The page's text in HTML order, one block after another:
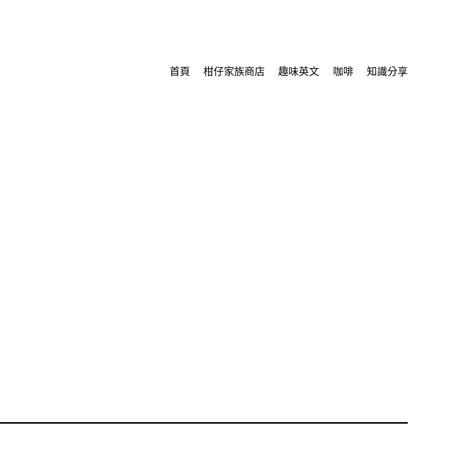
首頁 柑仔家族商店 趣味英文 咖啡 知識分享